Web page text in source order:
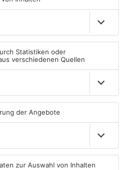
07.08.2026, 09:25 UHR IN
TOPNEWS
Waldbrandgefahr im
Primaveraland bleibt
weiterhin sehr hoch